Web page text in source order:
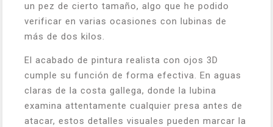
un pez de cierto tamaño, algo que he podido
verificar en varias ocasiones con lubinas de
más de dos kilos.
El acabado de pintura realista con ojos 3D
cumple su función de forma efectiva. En aguas
claras de la costa gallega, donde la lubina
examina attentamente cualquier presa antes de
atacar, estos detalles visuales pueden marcar la